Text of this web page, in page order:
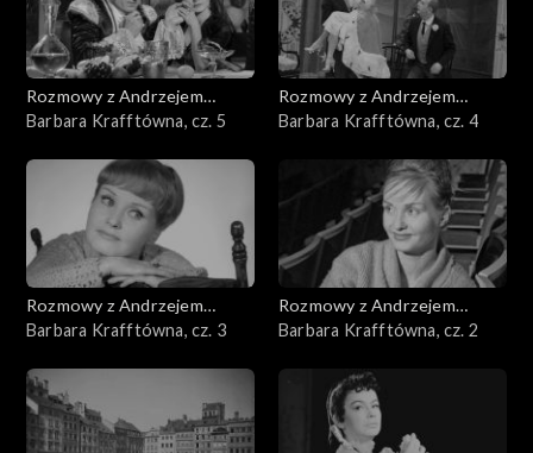
Rozmowy z Andrzejem
Doboszem
Barbara Krafftówna, cz. 5
Rozmowy z Andrzejem
Doboszem
Barbara Krafftówna, cz. 4
Rozmowy z Andrzejem
Doboszem
Barbara Krafftówna, cz. 3
Rozmowy z Andrzejem
Doboszem
Barbara Krafftówna, cz. 2